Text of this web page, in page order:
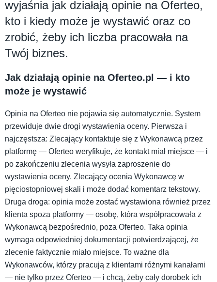
wyjaśnia jak działają opinie na Oferteo,
kto i kiedy może je wystawić oraz co
zrobić, żeby ich liczba pracowała na
Twój biznes.
Jak działają opinie na Oferteo.pl — i kto
może je wystawić
Opinia na Oferteo nie pojawia się automatycznie. System
przewiduje dwie drogi wystawienia oceny. Pierwsza i
najczęstsza: Zlecający kontaktuje się z Wykonawcą przez
platformę — Oferteo weryfikuje, że kontakt miał miejsce — i
po zakończeniu zlecenia wysyła zaproszenie do
wystawienia oceny. Zlecający ocenia Wykonawcę w
pięciostopniowej skali i może dodać komentarz tekstowy.
Druga droga: opinia może zostać wystawiona również przez
klienta spoza platformy — osobę, która współpracowała z
Wykonawcą bezpośrednio, poza Oferteo. Taka opinia
wymaga odpowiedniej dokumentacji potwierdzającej, że
zlecenie faktycznie miało miejsce. To ważne dla
Wykonawców, którzy pracują z klientami różnymi kanałami
— nie tylko przez Oferteo — i chcą, żeby cały dorobek ich